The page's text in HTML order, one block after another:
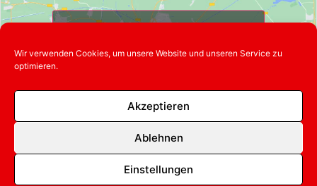
Wir verwenden Cookies, um unsere Website und unseren Service zu
optimieren.
Akzeptieren
Ablehnen
Einstellungen
Klicke hier, um Marketing-Cookies zu
aktivieren